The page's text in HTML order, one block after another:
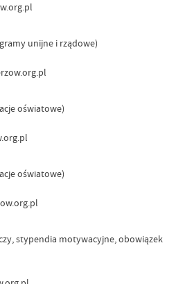
unijne i rządowe)
oświatowe)
oświatowe)
stypendia motywacyjne, obowiązek